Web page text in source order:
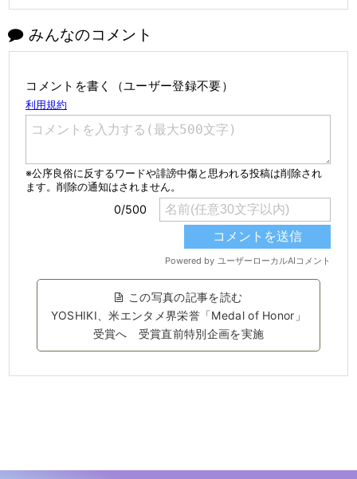
みんなのコメント
コメントを書く（ユーザー登録不要）
この写真の記事を読む
YOSHIKI、米エンタメ界栄誉「Medal of Honor」
受賞へ 受賞直前特別企画を実施